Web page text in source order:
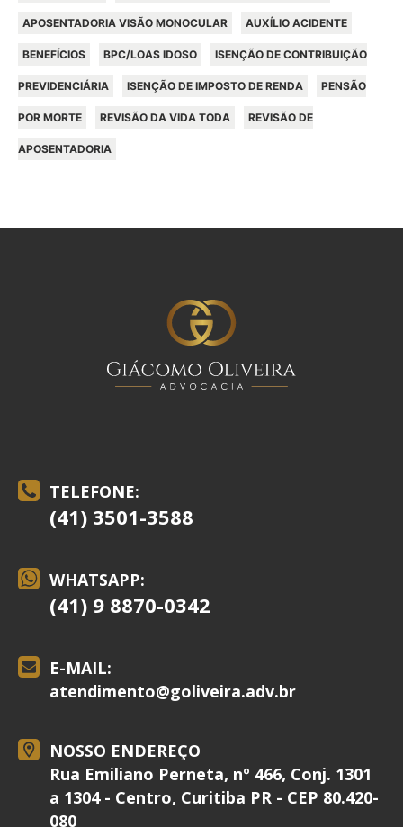
APOSENTADORIA VISÃO MONOCULAR AUXÍLIO ACIDENTE
BENEFÍCIOS BPC/LOAS IDOSO ISENÇÃO DE CONTRIBUIÇÃO
PREVIDENCIÁRIA ISENÇÃO DE IMPOSTO DE RENDA PENSÃO
POR MORTE REVISÃO DA VIDA TODA REVISÃO DE
APOSENTADORIA
TELEFONE:
(41) 3501-3588
WHATSAPP:
(41) 9 8870-0342
E-MAIL:
atendimento@goliveira.adv.br
NOSSO ENDEREÇO
Rua Emiliano Perneta, nº 466, Conj. 1301
a 1304 - Centro, Curitiba PR - CEP 80.420-
080